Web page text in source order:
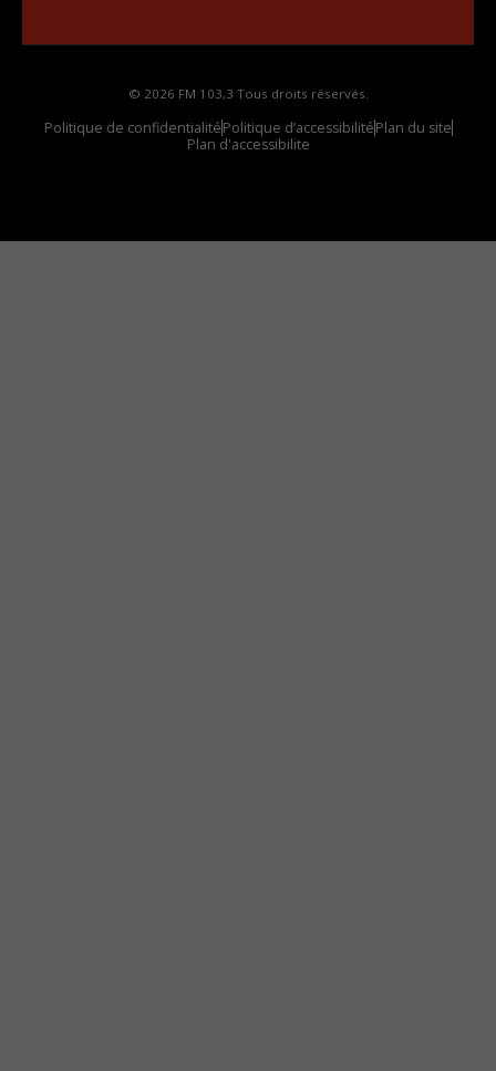
© 2026 FM 103,3 Tous droits réservés.
Politique de confidentialitéPolitique d’accessibilitéPlan du site
Plan d'accessibilite